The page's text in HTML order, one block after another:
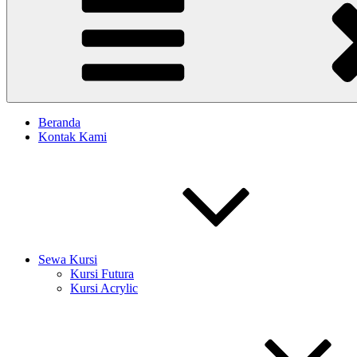
Beranda
Kontak Kami
Sewa Kursi
Kursi Futura
Kursi Acrylic